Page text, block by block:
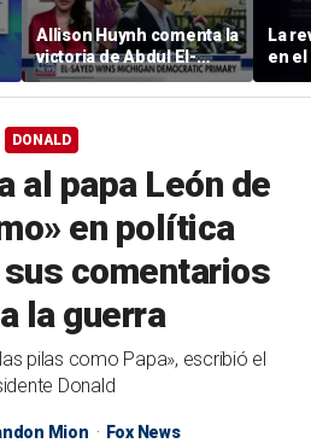
Allison Huynh comenta la
victoria de Abdul El-
Sayed en las primarias
demócratas de l
La
en
DONALD
al papa León de
en política
comentarios
la guerra
pilas como Papa», escribió el
Donald
Mion Fox News